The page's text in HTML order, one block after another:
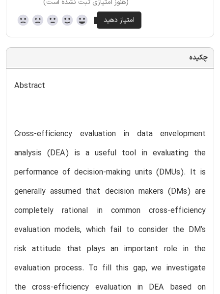
چکیده
Abstract
Cross-efficiency evaluation in data envelopment
analysis (DEA) is a useful tool in evaluating the
performance of decision-making units (DMUs). It is
generally assumed that decision makers (DMs) are
completely rational in common cross-efficiency
evaluation models, which fail to consider the DM’s
risk attitude that plays an important role in the
evaluation process. To fill this gap, we investigate
the cross-efficiency evaluation in DEA based on